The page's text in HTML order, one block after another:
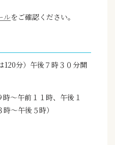
ルをご確認ください。
分）午後７時３０分開
〜午前１１時、午後１
〜午後５時）